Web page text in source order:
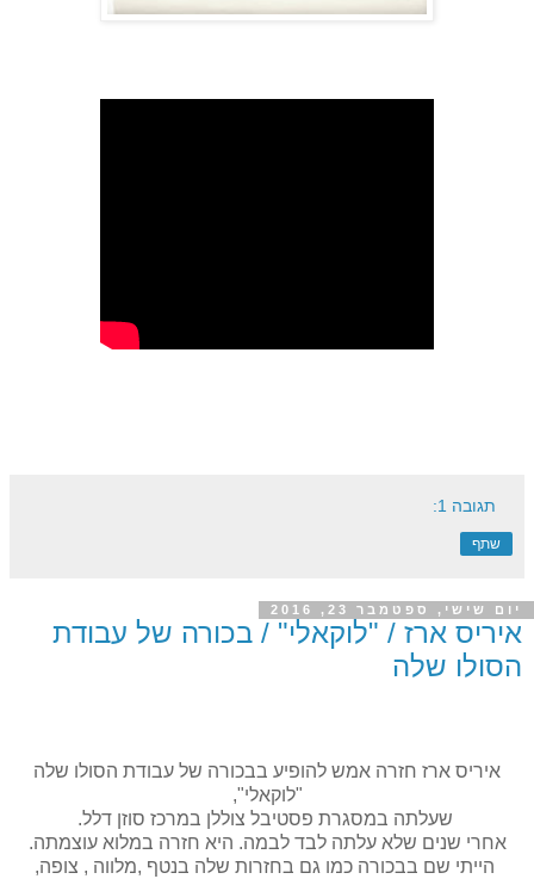
תגובה 1:
שתף
יום שישי, ספטמבר 23, 2016
איריס ארז / "לוקאלי" / בכורה של עבודת
הסולו שלה
איריס ארז חזרה אמש להופיע בבכורה של עבודת הסולו שלה
"לוקאלי",
שעלתה במסגרת פסטיבל צוללן במרכז סוזן דלל.
אחרי שנים שלא עלתה לבד לבמה. היא חזרה במלוא עוצמתה.
הייתי שם בבכורה כמו גם בחזרות שלה בנטף ,מלווה , צופה,